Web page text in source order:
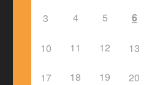
3 4 5 6
10 11 12 13
17 18 19 20